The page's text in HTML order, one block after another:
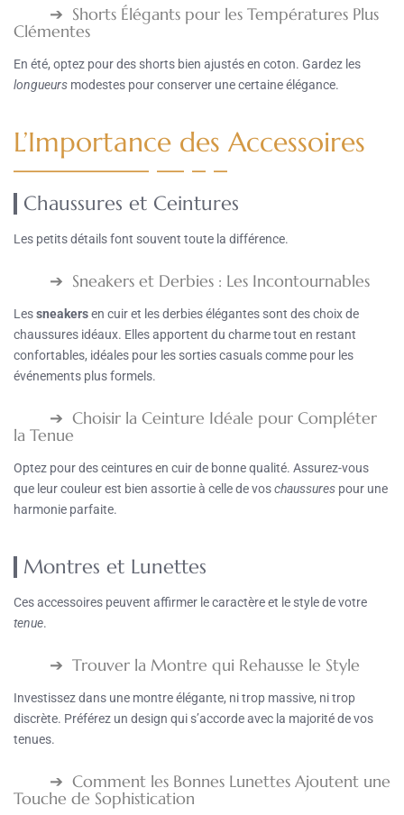
Shorts Élégants pour les Températures Plus
Clémentes
En été, optez pour des shorts bien ajustés en coton. Gardez les
longueurs modestes pour conserver une certaine élégance.
L’Importance des Accessoires
Chaussures et Ceintures
Les petits détails font souvent toute la différence.
Sneakers et Derbies : Les Incontournables
Lessneakersen cuir et les derbies élégantes sont des choix de
chaussures idéaux. Elles apportent du charme tout en restant
confortables, idéales pour les sorties casuals comme pour les
événements plus formels.
Choisir la Ceinture Idéale pour Compléter
la Tenue
Optez pour des ceintures en cuir de bonne qualité. Assurez-vous
que leur couleur est bien assortie à celle de voschaussures pour une
harmonie parfaite.
Montres et Lunettes
Ces accessoires peuvent affirmer le caractère et le style de votre
tenue.
Trouver la Montre qui Rehausse le Style
Investissez dans une montre élégante, ni trop massive, ni trop
discrète. Préférez un design qui s’accorde avec la majorité de vos
tenues.
Comment les Bonnes Lunettes Ajoutent une
Touche de Sophistication